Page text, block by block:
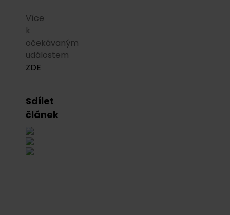
Více
k
očekávaným
událostem
ZDE
Sdílet
článek